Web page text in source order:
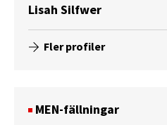
Lisah Silfwer
Fler profiler
MEN-fällningar